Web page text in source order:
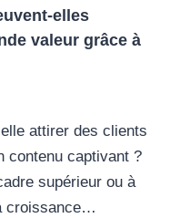
elles
valeur grâce à
attirer des clients
contenu captivant ?
supérieur ou à
croissance…